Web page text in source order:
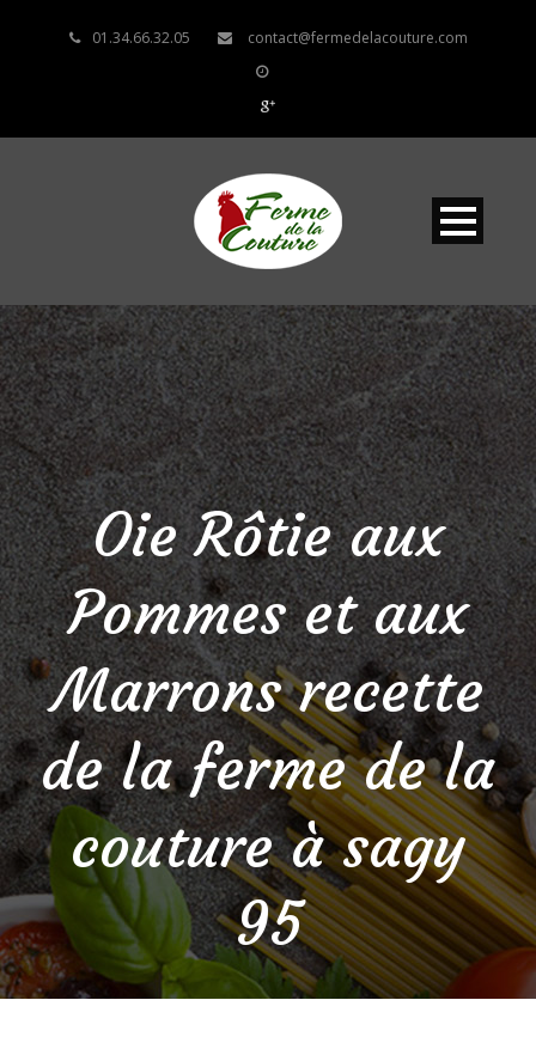
01.34.66.32.05 contact@fermedelacouture.com
Oie Rôtie aux
Pommes et aux
Marrons recette
de la ferme de la
couture à sagy
95